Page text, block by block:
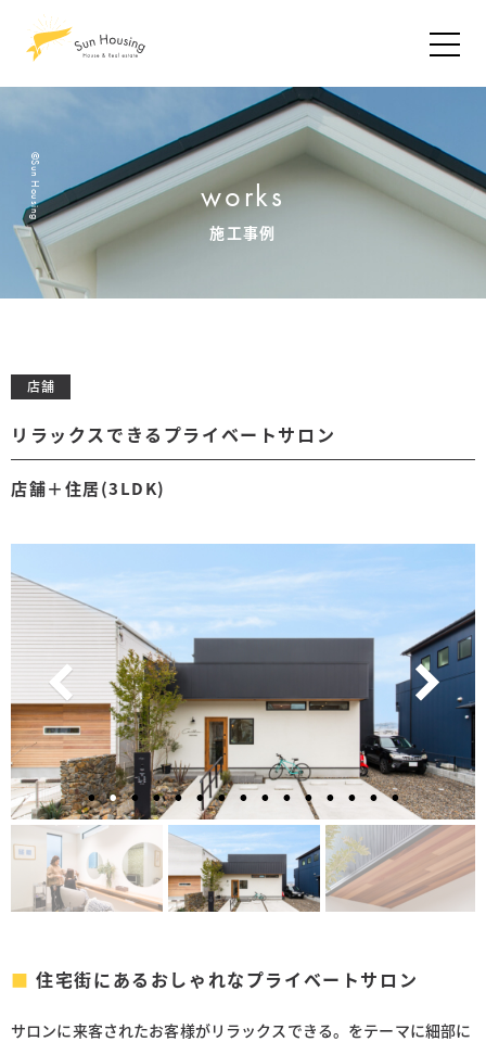
works
施工事例
©Sun Housing
店舗
リラックスできるプライベートサロン
店舗＋住居(3LDK)
住宅街にあるおしゃれなプライベートサロン
サロンに来客されたお客様がリラックスできる。をテーマに細部に